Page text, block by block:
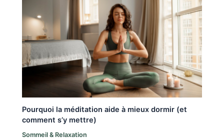
Pourquoi la méditation aide à mieux dormir (et
comment s’y mettre)
Sommeil & Relaxation